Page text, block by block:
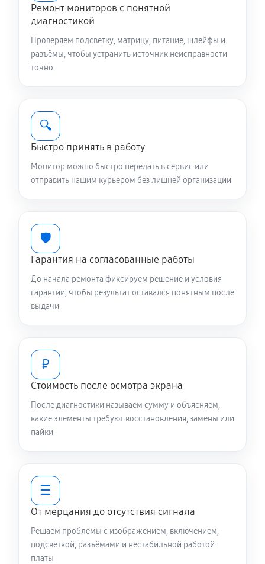
Ремонт мониторов с понятной
диагностикой
Проверяем подсветку, матрицу, питание, шлейфы и
разъёмы, чтобы устранить источник неисправности
точно
🔍
Быстро принять в работу
Монитор можно быстро передать в сервис или
отправить нашим курьером без лишней организации
🛡️
Гарантия на согласованные работы
До начала ремонта фиксируем решение и условия
гарантии, чтобы результат оставался понятным после
выдачи
₽
Стоимость после осмотра экрана
После диагностики называем сумму и объясняем,
какие элементы требуют восстановления, замены или
пайки
☰
От мерцания до отсутствия сигнала
Решаем проблемы с изображением, включением,
подсветкой, разъёмами и нестабильной работой
платы